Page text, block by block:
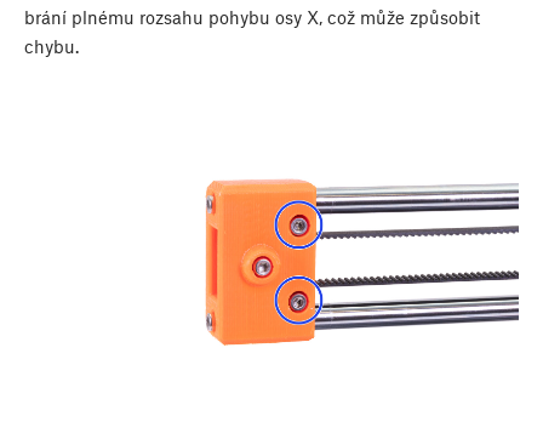
brání plnému rozsahu pohybu osy X, což může způsobit
chybu.